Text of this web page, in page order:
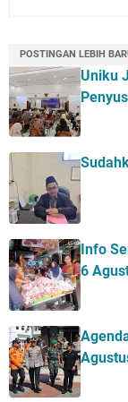
POSTINGAN LEBIH
Uniku
Info
6